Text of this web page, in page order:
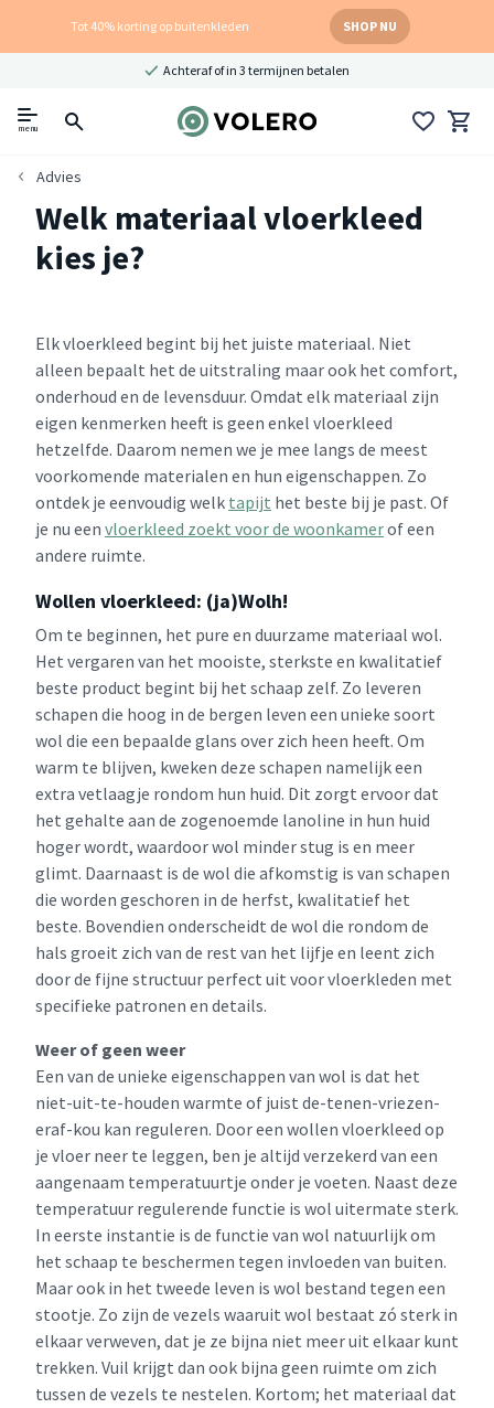
Tot 40% korting op buitenkleden SHOP NU
Achteraf of in 3 termijnen betalen
menu
Advies
Welk materiaal vloerkleed
kies je?
Elk vloerkleed begint bij het juiste materiaal. Niet
alleen bepaalt het de uitstraling maar ook het comfort,
onderhoud en de levensduur. Omdat elk materiaal zijn
eigen kenmerken heeft is geen enkel vloerkleed
hetzelfde. Daarom nemen we je mee langs de meest
voorkomende materialen en hun eigenschappen. Zo
ontdek je eenvoudig welk tapijt het beste bij je past. Of
je nu een vloerkleed zoekt voor de woonkamerof een
andere ruimte.
Wollen vloerkleed: (ja)Wolh!
Om te beginnen, het pure en duurzame materiaal wol.
Het vergaren van het mooiste, sterkste en kwalitatief
beste product begint bij het schaap zelf. Zo leveren
schapen die hoog in de bergen leven een unieke soort
wol die een bepaalde glans over zich heen heeft. Om
warm te blijven, kweken deze schapen namelijk een
extra vetlaagje rondom hun huid. Dit zorgt ervoor dat
het gehalte aan de zogenoemde lanoline in hun huid
hoger wordt, waardoor wol minder stug is en meer
glimt. Daarnaast is de wol die afkomstig is van schapen
die worden geschoren in de herfst, kwalitatief het
beste. Bovendien onderscheidt de wol die rondom de
hals groeit zich van de rest van het lijfje en leent zich
door de fijne structuur perfect uit voor vloerkleden met
specifieke patronen en details.
Weer of geen weer
Een van de unieke eigenschappen van wol is dat het
niet-uit-te-houden warmte of juist de-tenen-vriezen-
eraf-kou kan reguleren. Door een wollen vloerkleed op
je vloer neer te leggen, ben je altijd verzekerd van een
aangenaam temperatuurtje onder je voeten. Naast deze
temperatuur regulerende functie is wol uitermate sterk.
In eerste instantie is de functie van wol natuurlijk om
het schaap te beschermen tegen invloeden van buiten.
Maar ook in het tweede leven is wol bestand tegen een
stootje. Zo zijn de vezels waaruit wol bestaat zó sterk in
elkaar verweven, dat je ze bijna niet meer uit elkaar kunt
trekken. Vuil krijgt dan ook bijna geen ruimte om zich
tussen de vezels te nestelen. Kortom; het materiaal dat